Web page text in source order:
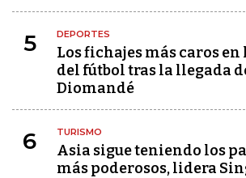
5 DEPORTES
Los fichajes más caros
del fútbol tras la llegada
Diomandé
6 TURISMO
Asia sigue teniendo los
más poderosos, lidera